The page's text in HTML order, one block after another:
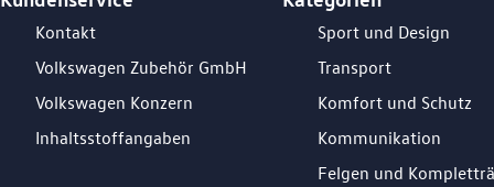
Kontakt
Volkswagen Zubehör GmbH
Volkswagen Konzern
Inhaltsstoffangaben
Sport und Design
Transport
Komfort und Schutz
Kommunikation
Felgen und